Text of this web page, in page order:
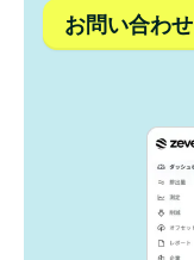
お問い合わせ